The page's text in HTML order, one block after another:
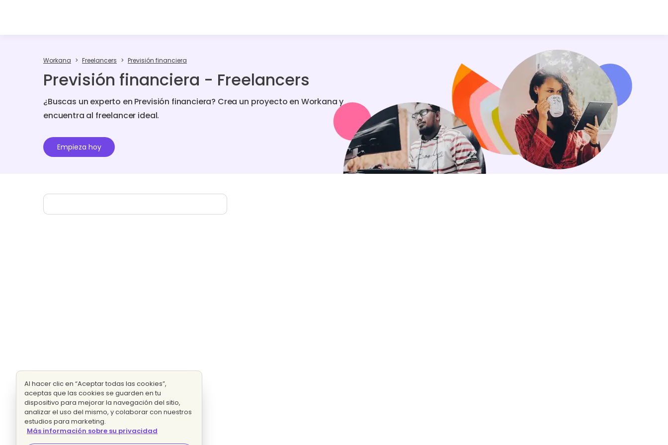
Workana Freelancers Previsión financiera
Previsión financiera - Freelancers
¿Buscas un experto en Previsión financiera? Crea un proyecto en Workana y
encuentra al freelancer ideal.
Empieza hoy
Al hacer clic en “Aceptar todas las cookies”,
aceptas que las cookies se guarden en tu
dispositivo para mejorar la navegación del sitio,
analizar el uso del mismo, y colaborar con nuestros
estudios para marketing.
Más información sobre su privacidad